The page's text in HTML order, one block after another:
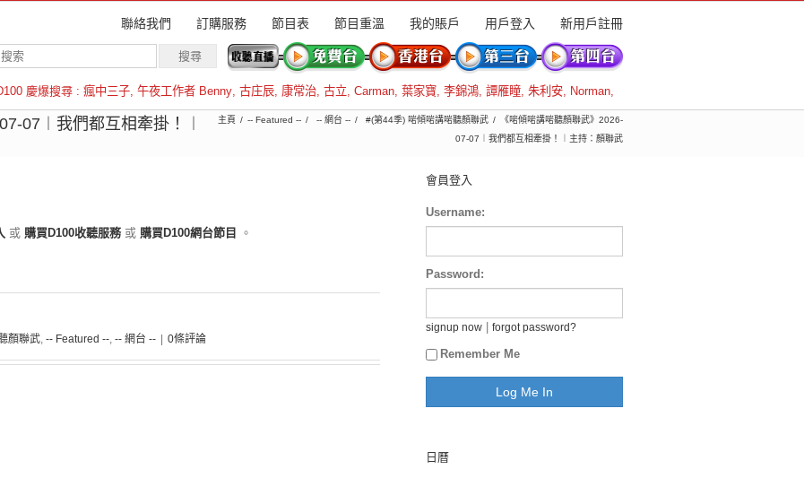
聯絡我們 訂購服務 節目表 節目重溫 我的賬戶 用戶登入 新用戶註冊
慶爆搜尋 : 瘋中三子, 午夜工作者 Benny, 古庄辰, 康常治, 古立, Carman, 葉家寶, 李錦鴻, 譚雁瞳, 朱利安, Norman,
倫斯
07︱我們都互相牽掛！︱
主頁 -- Featured -- -- 網台 -- #(第44季) 啱傾啱講啱聽顏聯武
《啱傾啱講啱聽顏聯武》2026-
07-07︱我們都互相牽掛！︱主持：顏聯武
或 購買D100收聽服務 或 購買D100網台節目 。
顏聯武, -- Featured --, -- 網台 -- 0條評論
會員登入
Username:
Password:
signup now forgot password?
Remember Me
日曆